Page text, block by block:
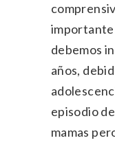
debemos
años,
episodio
mamas